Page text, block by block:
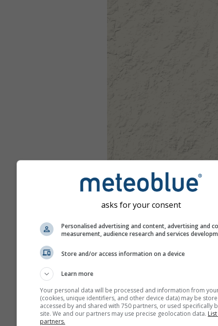
asks for your consent
Personalised advertising and content, advertising and
measurement, audience research and services
Store and/or access information on a device
Learn more
Your personal data will be processed and information from
(cookies, unique identifiers, and other device data) may be
accessed by and shared with 750 partners, or used specifically
site. We and our partners may use precise geolocation data.
partners.